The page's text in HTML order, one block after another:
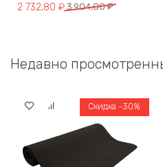
3 904,00₽
Первоначальная цена
2 732,80 ₽
Текущая цена: 2 732,80 ₽.
Недавно
Скидка -30%